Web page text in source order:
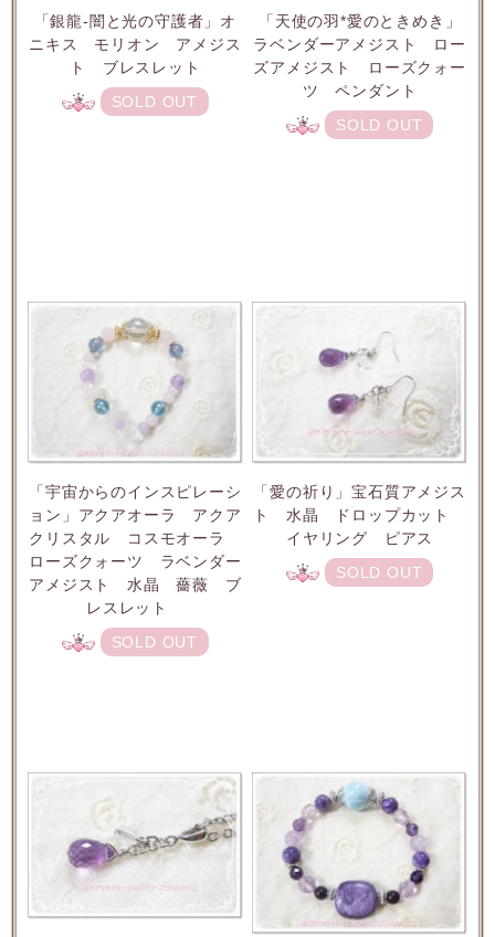
「銀龍-闇と光の守護者」オ
ニキス モリオン アメジス
ト ブレスレット
SOLD OUT
「天使の羽*愛のときめき」
ラベンダーアメジスト ロー
ズアメジスト ローズクォー
ツ ペンダント
SOLD OUT
「宇宙からのインスピレーシ
ョン」アクアオーラ アクア
クリスタル コスモオーラ
ローズクォーツ ラベンダー
アメジスト 水晶 薔薇 ブ
レスレット
SOLD OUT
「愛の祈り」宝石質アメジス
ト 水晶 ドロップカット
イヤリング ピアス
SOLD OUT